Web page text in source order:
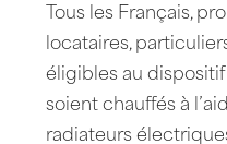
Tous les Français,
locataires,
éligibles au dispositif
soient chauffés à
radiateurs